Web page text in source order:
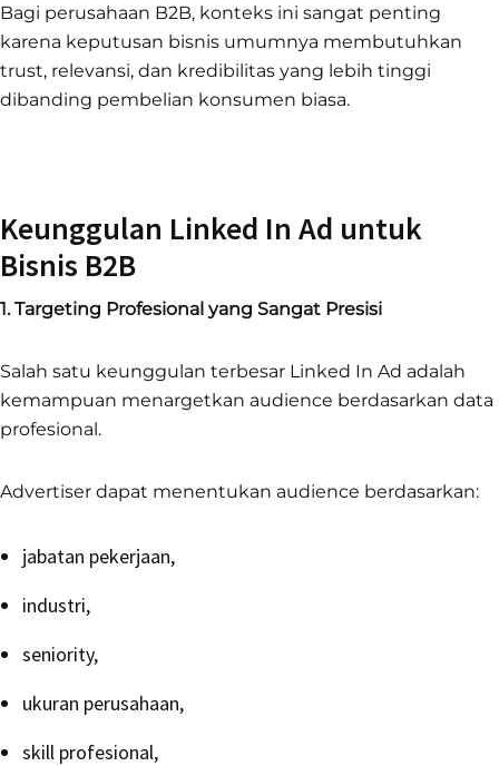
Bagi perusahaan B2B, konteks ini sangat penting
karena keputusan bisnis umumnya membutuhkan
trust, relevansi, dan kredibilitas yang lebih tinggi
dibanding pembelian konsumen biasa.
Keunggulan Linked In Ad untuk
Bisnis B2B
1. Targeting Profesional yang Sangat Presisi
Salah satu keunggulan terbesar Linked In Ad adalah
kemampuan menargetkan audience berdasarkan data
profesional.
Advertiser dapat menentukan audience berdasarkan:
jabatan pekerjaan,
industri,
seniority,
ukuran perusahaan,
skill profesional,